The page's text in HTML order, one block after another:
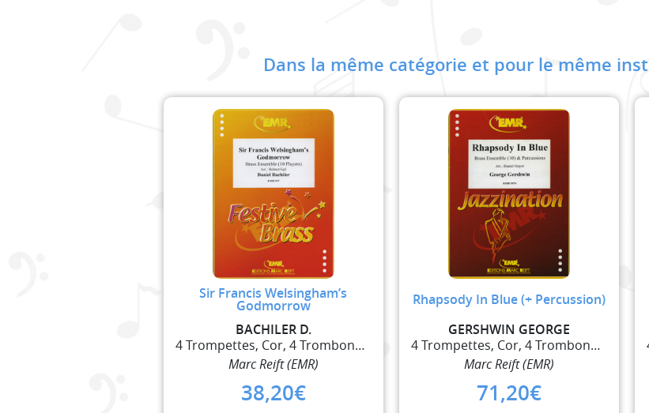
Dans la même catégorie et pour le même
Sir Francis Welsingham’s
Godmorrow
BACHILER D.
4 Trompettes, Cor, 4 Trombones et Tuba
Marc Reift (EMR)
38,20€
Rhapsody In Blue (+ Percussion)
GERSHWIN GEORGE
4 Trompettes, Cor, 4 Trombones et Tuba
Marc Reift (EMR)
71,20€